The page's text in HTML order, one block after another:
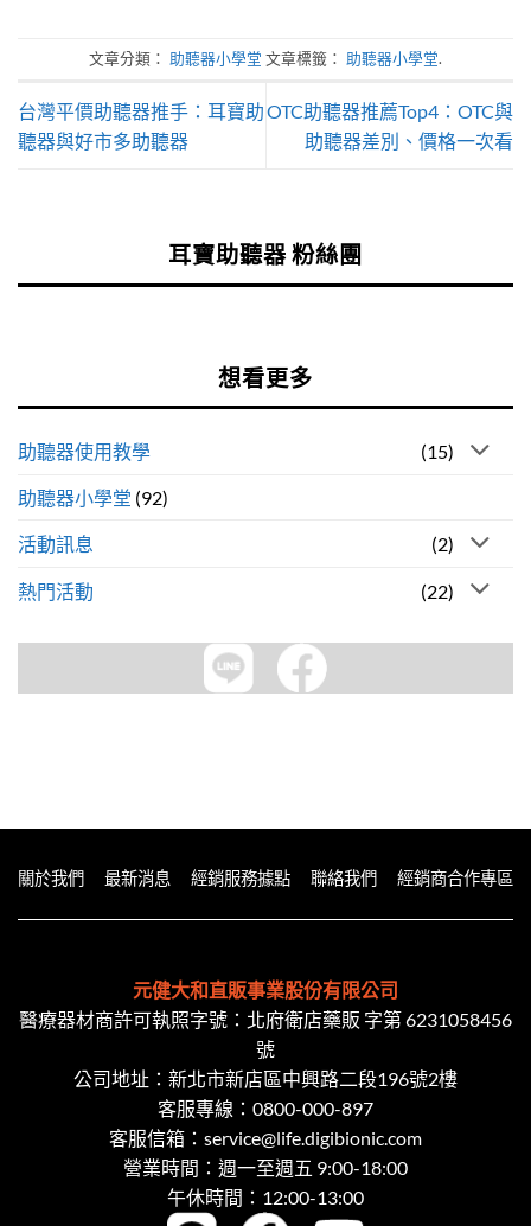
耳寶助聽器 粉絲團
想看更多
助聽器使用教學 (15)
助聽器小學堂 (92)
活動訊息 (2)
熱門活動 (22)
文章分類： 助聽器小學堂 文章標籤： 助聽器小學堂.
台灣平價助聽器推手：耳寶助
聽器與好市多助聽器
OTC助聽器推薦Top4：OTC與
助聽器差別、價格一次看
關於我們 最新消息 經銷服務據點 聯絡我們 經銷商合作專區
元健大和直販事業股份有限公司
醫療器材商許可執照字號：北府衛店藥販 字第 6231058456
號
公司地址：新北市新店區中興路二段​196號2樓
客服專線： 0800-000-897
客服信箱： service@life.digibionic.com
營業時間：週一至週五 9:00-18:00
午休時間：12:00-13:00